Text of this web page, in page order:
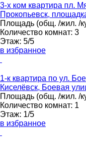
3-х ком квартира пл.
Прокопьевск,
Площадь (общ. /жил. /
Количество комнат: 3
Этаж: 5/5
в избранное
1-к квартира по ул.
Киселёвск, Боевая
Площадь (общ. /жил. /
Количество комнат: 1
Этаж: 1/5
в избранное